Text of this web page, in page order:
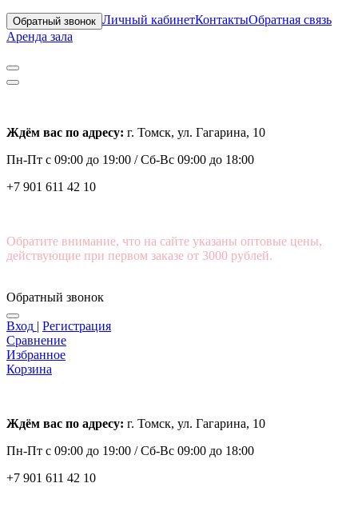
Обратный звонок Личный кабинетКонтактыОбратная связь
Аренда зала
Ждём вас по адресу: г. Томск, ул. Гагарина, 10
Пн-Пт с 09:00 до 19:00 /Сб-Вс 09:00 до 18:00
+7 901 611 42 10
Обратите внимание, что на сайте указаны оптовые цены,
действующие при первом заказе от 3000 рублей.
Обратный звонок
Вход | Регистрация
Сравнение
Избранное
Корзина
Ждём вас по адресу: г. Томск, ул. Гагарина, 10
Пн-Пт с 09:00 до 19:00 /Сб-Вс 09:00 до 18:00
+7 901 611 42 10